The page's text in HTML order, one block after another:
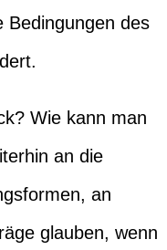
Bedingungen des
Wie kann man
an die
an
glauben, wenn